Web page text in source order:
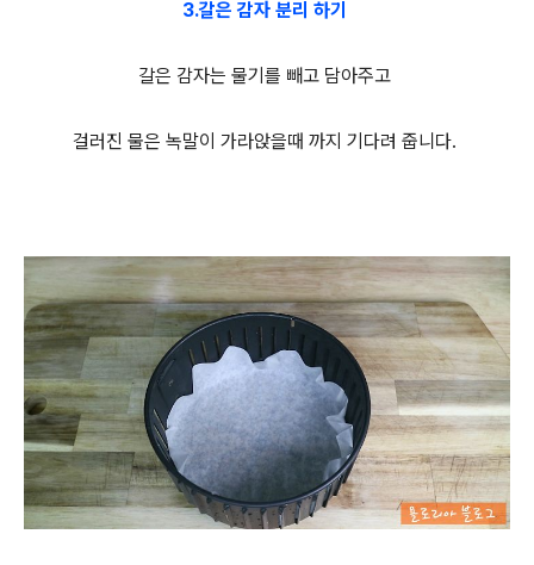
3.갈은 감자 분리 하기
갈은 감자는 물기를 빼고 담아주고
걸러진 물은 녹말이 가라앉을때 까지 기다려 줍니다.